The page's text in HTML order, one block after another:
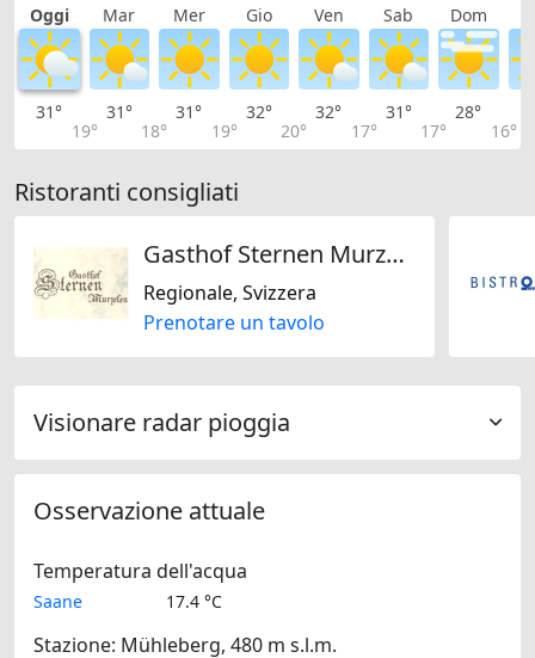
Oggi Mar Mer Gio Ven Sab Dom
31°
19°
31°
18°
31°
19°
32°
20°
32°
17°
31°
17°
28°
16°
Ristoranti consigliati
Gasthof Sternen Murzelen AG
Regionale, Svizzera
Prenotare un tavolo
Visionare radar pioggia
Osservazione attuale
Temperatura dell'acqua
Saane 17.4 °C
Stazione: Mühleberg, 480 m s.l.m.